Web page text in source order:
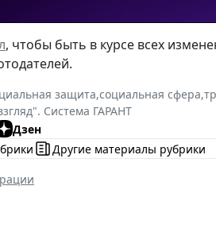
, чтобы быть в курсе всех
защита,социальная сфера,
Система ГАРАНТ
Дзен
Другие материалы рубрики